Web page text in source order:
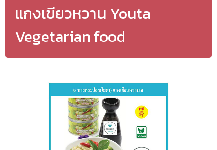
แกงเขียวหวาน Youta
Vegetarian food